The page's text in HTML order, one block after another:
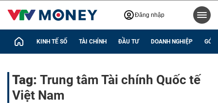
Đăng nhập
KINH TẾ SỐ TÀI CHÍNH ĐẦU TƯ DOANH NGHIỆP GÓC
Tag: Trung tâm Tài chính Quốc tế
Việt Nam